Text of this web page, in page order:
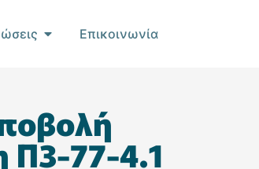
Επικοινωνία
Π3-77-4.1